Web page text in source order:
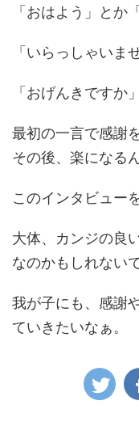
「おはよう」とか
「いらっしゃいま
「おげんきですか
最初の一言で感謝
その後、楽になる
このインタビュー
大体、カンジの良
なのかもしれない
我が子にも、感謝
ていきたいなぁ。